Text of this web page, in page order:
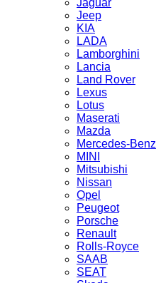
Jaguar
Jeep
KIA
LADA
Lamborghini
Lancia
Land Rover
Lexus
Lotus
Maserati
Mazda
Mercedes-Benz
MINI
Mitsubishi
Nissan
Opel
Peugeot
Porsche
Renault
Rolls-Royce
SAAB
SEAT